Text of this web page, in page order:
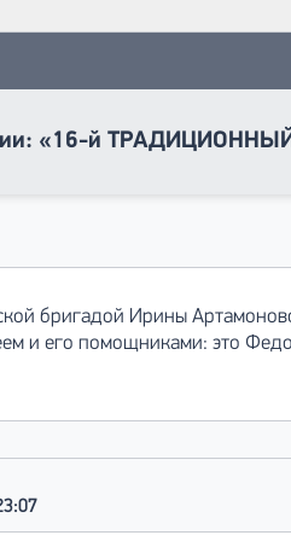
«16-й
бригадой Ирины
и его помощниками: это